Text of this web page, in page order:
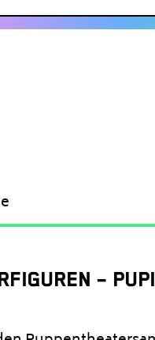
–